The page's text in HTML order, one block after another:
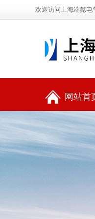
欢迎访问上海端懿电
网站首